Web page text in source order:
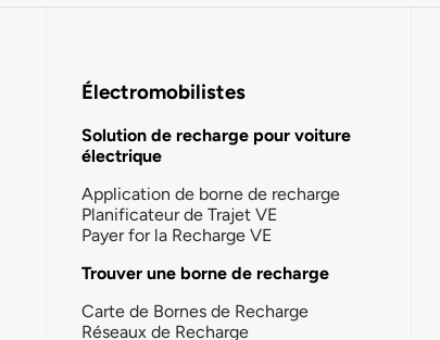
Électromobilistes
Solution de recharge pour voiture
électrique
Application de borne de recharge
Planificateur de Trajet VE
Payer for la Recharge VE
Trouver une borne de recharge
Carte de Bornes de Recharge
Réseaux de Recharge